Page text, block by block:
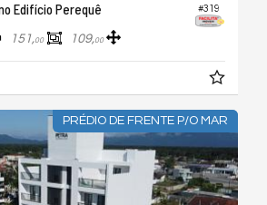
#319
Edifício Perequê
151,00 109,00
PRÉDIO DE FRENTE P/O MAR